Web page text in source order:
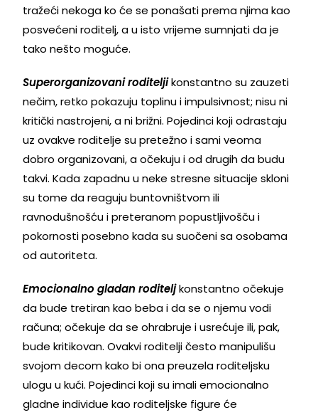
tražeći nekoga ko će se ponašati prema njima kao
posvećeni roditelj, a u isto vrijeme sumnjati da je
tako nešto moguće.
Superorganizovani roditeljikonstantno su zauzeti
nečim, retko pokazuju toplinu i impulsivnost; nisu ni
kritički nastrojeni, a ni brižni. Pojedinci koji odrastaju
uz ovakve roditelje su pretežno i sami veoma
dobro organizovani, a očekuju i od drugih da budu
takvi. Kada zapadnu u neke stresne situacije skloni
su tome da reaguju buntovništvom ili
ravnodušnošću i preteranom popustljivošču i
pokornosti posebno kada su suočeni sa osobama
od autoriteta.
Emocionalno gladan roditeljkonstantno očekuje
da bude tretiran kao beba i da se o njemu vodi
računa; očekuje da se ohrabruje i usrećuje ili, pak,
bude kritikovan. Ovakvi roditelji često manipulišu
svojom decom kako bi ona preuzela roditeljsku
ulogu u kući. Pojedinci koji su imali emocionalno
gladne individue kao roditeljske figure će